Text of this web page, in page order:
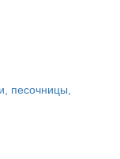
песочницы,